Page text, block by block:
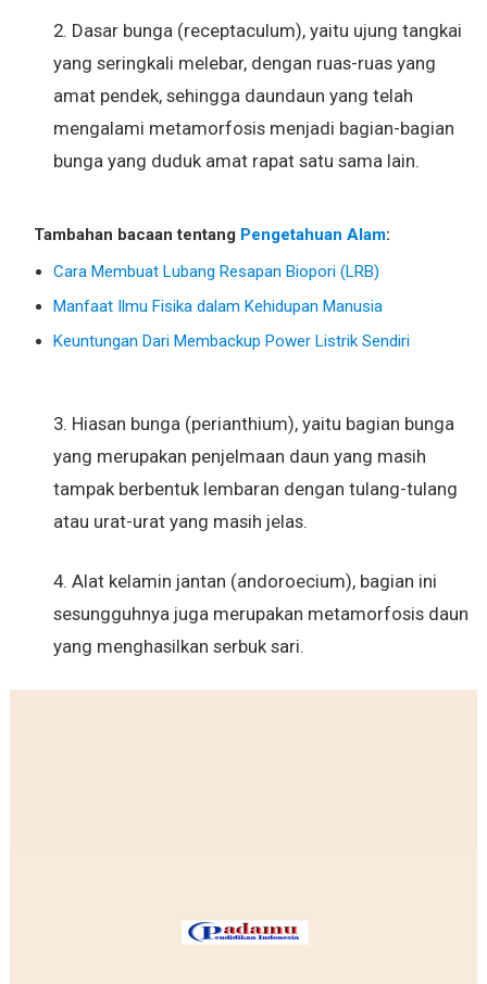
2. Dasar bunga (receptaculum), yaitu ujung tangkai
yang seringkali melebar, dengan ruas-ruas yang
amat pendek, sehingga daundaun yang telah
mengalami metamorfosis menjadi bagian-bagian
bunga yang duduk amat rapat satu sama lain.
Tambahan bacaan tentang Pengetahuan Alam:
Cara Membuat Lubang Resapan Biopori (LRB)
Manfaat Ilmu Fisika dalam Kehidupan Manusia
Keuntungan Dari Membackup Power Listrik Sendiri
3. Hiasan bunga (perianthium), yaitu bagian bunga
yang merupakan penjelmaan daun yang masih
tampak berbentuk lembaran dengan tulang-tulang
atau urat-urat yang masih jelas.
4. Alat kelamin jantan (andoroecium), bagian ini
sesungguhnya juga merupakan metamorfosis daun
yang menghasilkan serbuk sari.